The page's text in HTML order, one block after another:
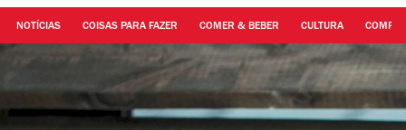
NOTÍCIAS COISAS PARA FAZER COMER & BEBER CULTURA